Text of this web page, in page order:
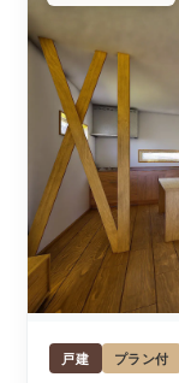
戸建 プラン付